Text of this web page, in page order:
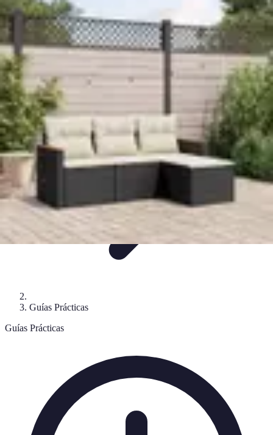
Flora y Jardín
Informativo TutorialesListiclesJardineríaCuidados de Plantas
Flora y Jardín
Guías Prácticas
Guías Prácticas